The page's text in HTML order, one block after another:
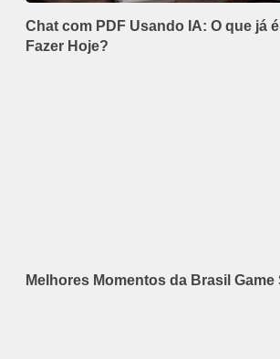
Chat com PDF Usando IA: O que já
Fazer Hoje?
Melhores Momentos da Brasil Game